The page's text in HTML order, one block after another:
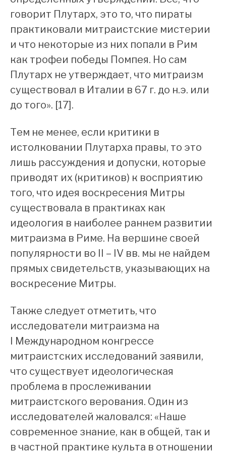
говорит Плутарх, это то, что пираты
практиковали митраистские мистерии
и что некоторые из них попали в Рим
как трофеи победы Помпея. Но сам
Плутарх не утверждает, что митраизм
существовал в Италии в 67 г. до н.э. или
до того». [17].
Тем не менее, если критики в
истолковании Плутарха правы, то это
лишь рассуждения и допуски, которые
приводят их (критиков) к восприятию
того, что идея воскресения Митры
существовала в практиках как
идеология в наиболее раннем развитии
митраизма в Риме. На вершине своей
популярности во II – IV вв. мы не найдем
прямых свидетельств, указывающих на
воскресение Митры.
Также следует отметить, что
исследователи митраизма на
I Международном конгрессе
митраистских исследований заявили,
что существует идеологическая
проблема в прослеживании
митраистского верования. Один из
исследователей жаловался: «Наше
современное знание, как в общей, так и
в частной практике культа в отношении